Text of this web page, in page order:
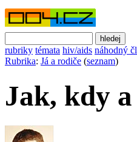
rubriky témata hiv/aids náhodný
Rubrika: Já a rodiče (seznam)
Jak, kdy